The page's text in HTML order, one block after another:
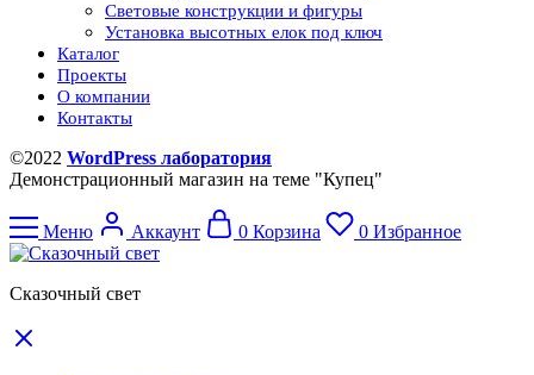
Световые конструкции и фигуры
Установка высотных елок под ключ
Каталог
Проекты
О компании
Контакты
©2022 WordPress лаборатория
Демонстрационный магазин на теме "Купец"
Меню Аккаунт 0 Корзина 0 Избранное
Сказочный свет